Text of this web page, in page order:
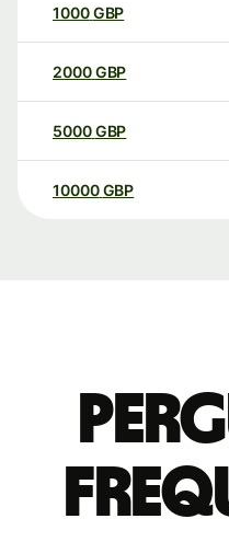
1000GBP
2000GBP
5000GBP
10000 GBP